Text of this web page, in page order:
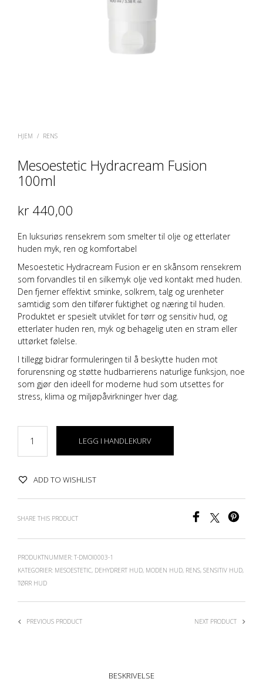
HJEM / RENS
Mesoestetic Hydracream Fusion
100ml
kr 440,00
En luksuriøs rensekrem som smelter til olje og etterlater
huden myk, ren og komfortabel
Mesoestetic Hydracream Fusion er en skånsom rensekrem
som forvandles til en silkemyk olje ved kontakt med huden.
Den fjerner effektivt sminke, solkrem, talg og urenheter
samtidig som den tilfører fuktighet og næring til huden.
Produktet er spesielt utviklet for tørr og sensitiv hud, og
etterlater huden ren, myk og behagelig uten en stram eller
uttørket følelse.
I tillegg bidrar formuleringen til å beskytte huden mot
forurensning og støtte hudbarrierens naturlige funksjon, noe
som gjør den ideell for moderne hud som utsettes for
stress, klima og miljøpåvirkninger hver dag.
LEGG I HANDLEKURV
ADD TO WISHLIST
SHARE THIS PRODUCT
PRODUKTNUMMER: T-DMOI0003-1
KATEGORIER: MESOESTETIC, DEHYDRERT HUD, MODEN HUD, RENS, SENSITIV HUD,
TØRR HUD
PREVIOUS PRODUCT NEXT PRODUCT
BESKRIVELSE